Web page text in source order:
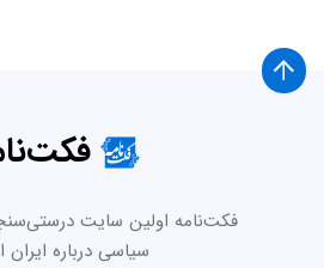
فکت‌نامه اولین سایت
سیاسی درباره